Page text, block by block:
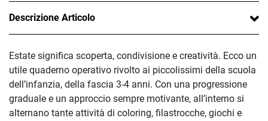
Descrizione Articolo
Estate significa scoperta, condivisione e creatività. Ecco un
utile quaderno operativo rivolto ai piccolissimi della scuola
dell’infanzia, della fascia 3-4 anni. Con una progressione
graduale e un approccio sempre motivante, all’interno si
alternano tante attività di coloring, filastrocche, giochi e